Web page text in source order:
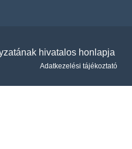
hivatalos honlapja
Adatkezelési tájékoztató